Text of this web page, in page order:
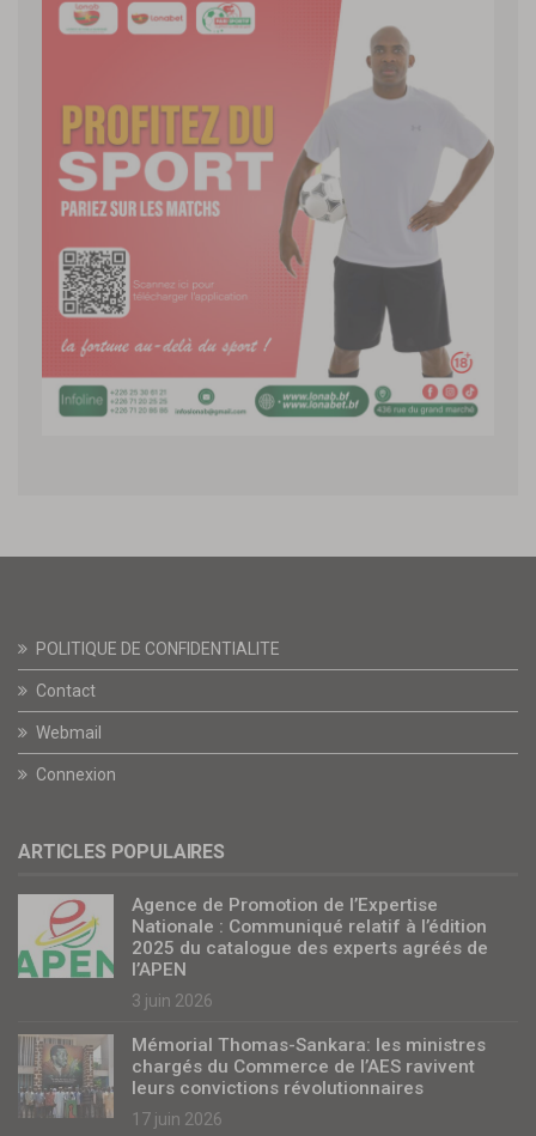
POLITIQUE DE CONFIDENTIALITE
Contact
Webmail
Connexion
ARTICLES POPULAIRES
Agence de Promotion de l’Expertise
Nationale : Communiqué relatif à l’édition
2025 du catalogue des experts agréés de
l’APEN
3 juin 2026
Mémorial Thomas-Sankara: les ministres
chargés du Commerce de l’AES ravivent
leurs convictions révolutionnaires
17 juin 2026